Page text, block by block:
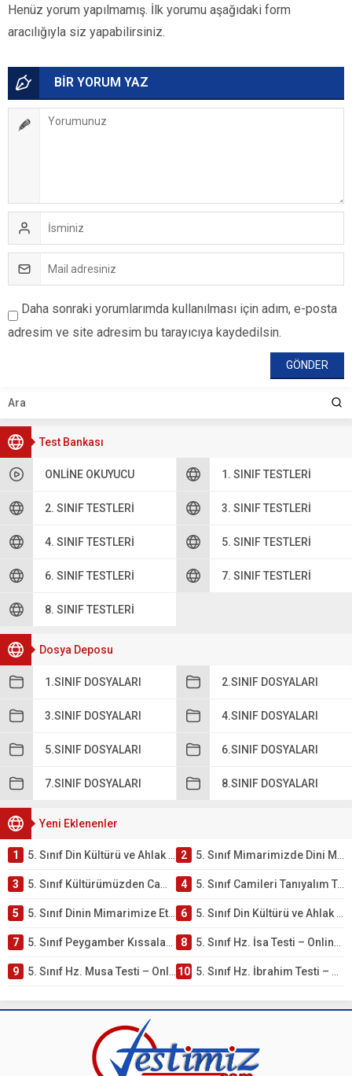
Test Bankası
ONLINE OKUYUCU 1. SINIF TESTLERI
2. SINIF TESTLERI 3. SINIF TESTLERI
4. SINIF TESTLERI 5. SINIF TESTLERI
6. SINIF TESTLERI 7. SINIF TESTLERI
8. SINIF TESTLERI
Dosya Deposu
1.SINIF DOSYALARI 2.SINIF DOSYALARI
3.SINIF DOSYALARI 4.SINIF DOSYALARI
5.SINIF DOSYALARI 6.SINIF DOSYALARI
7.SINIF DOSYALARI 8.SINIF DOSYALARI
Yeni Eklenenler
1 5. Sınıf Din Kültürü ve Ahlak Bilgisi 4. Ünite: Mimarimizde Dini Motifler Çalışmaları 2 5. Sınıf Mimarimizde Dini Motifler Ünite Testi – Online Çöz
3 5. Sınıf Kültürümüzden Cami Örnekleri Testi – Online Çöz 4 5. Sınıf Camileri Tanıyalım Testi – Online Çöz
5 5. Sınıf Dinin Mimarimize Etkisi Testi – Online Çöz 6 5. Sınıf Din Kültürü ve Ahlak Bilgisi 4. Ünite: Peygamber Kıssaları Çalışmaları
7 5. Sınıf Peygamber Kıssaları Ünite Testi – Online Çöz 8 5. Sınıf Hz. İsa Testi – Online Çöz
9 5. Sınıf Hz. Musa Testi – Online Çöz 10 5. Sınıf Hz. İbrahim Testi – Online Çöz
Henüz yorum yapılmamış. İlk yorumu aşağıdaki form
aracılığıyla siz yapabilirsiniz.
BİR YORUM YAZ
Daha sonraki yorumlarımda kullanılması için adım, e-posta
adresim ve site adresim bu tarayıcıya kaydedilsin.